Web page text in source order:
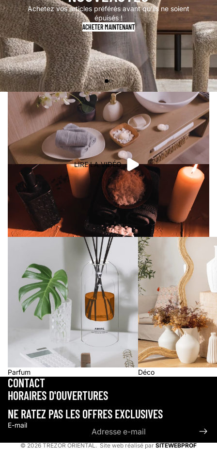
Achetez vos articles préférés avant qu’ils ne soient
épuisés !
ACHETER MAINTENANT
LIRE LA VIDÉO
Parfum
Déco
Déco
CONTACT
HORAIRES D'OUVERTURES
NE RATEZ PAS LES OFFRES EXCLUSIVES
E-mail
© 2026 TREZOR ORIENTAL . Site web réalisé par SITEWEBPROF
Politique de confidentialité
Politique de remboursement
Coordonnées